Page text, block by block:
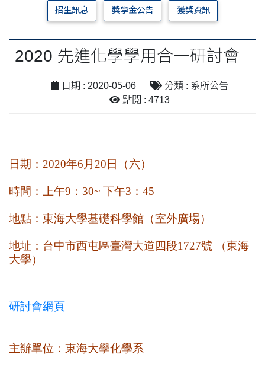
招生訊息 獎學金公告 獲獎資訊
2020 先進化學學用合一研討會
日期 : 2020-05-06
分類 : 系所公告
點閱 : 4713
日期： 2020年6 月 20日 （六）
時間：上午9 ： 30~ 下午3 ： 45
地點：東海大學基礎科學館（室外廣場）
地址：台中市西屯區臺灣大道四段1727號
（東海
大學）
研討會網頁
主辦單位：東海大學化學系